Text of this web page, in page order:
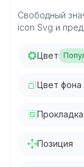
Свободный
icon Svg и
Цвет
Цвет фона
Прокладка
Позиция